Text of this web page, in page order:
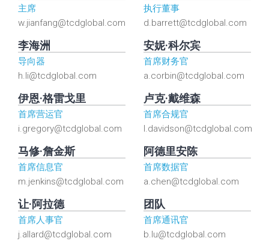
主席
w.jianfang@tcdglobal.com
执行董事
d.barrett@tcdglobal.com
李海洲
导向器
h.li@tcdglobal.com
安妮·科尔宾
首席财务官
a.corbin@tcdglobal.com
伊恩·格雷戈里
首席营运官
i.gregory@tcdglobal.com
卢克·戴维森
首席合规官
l.davidson@tcdglobal.com
马修·詹金斯
首席信息官
m.jenkins@tcdglobal.com
阿德里安陈
首席数据官
a.chen@tcdglobal.com
让·阿拉德
首席人事官
j.allard@tcdglobal.com
团队
首席通讯官
b.lu@tcdglobal.com